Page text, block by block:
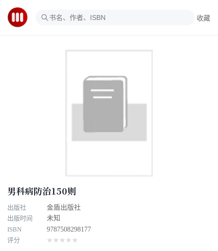
收藏
男科病防治150则
出版社
金盾出版社
出版时间
未知
ISBN
9787508298177
评分
★★★★★